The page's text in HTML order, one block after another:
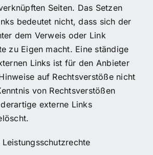
Seiten. Das Setzen
bedeutet nicht, dass sich der
dem Verweis oder Link
zu Eigen macht. Eine ständige
Links ist für den Anbieter
auf Rechtsverstöße nicht
von Rechtsverstößen
externe Links